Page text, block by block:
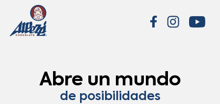
Abre un mundo
de posibilidades